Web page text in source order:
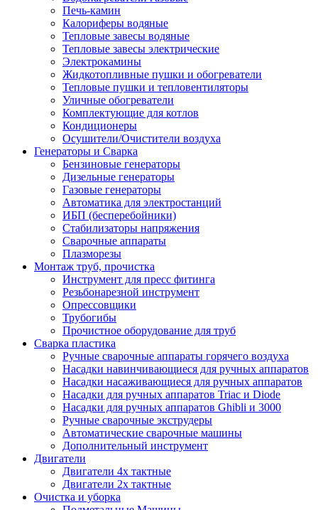
Печь-камин
Калориферы водяные
Тепловые завесы водяные
Тепловые завесы электрические
Электрокамины
Жидкотопливные пушки и обогреватели
Тепловые пушки и тепловентиляторы
Уличные обогреватели
Комплектующие для котлов
Кондиционеры
Осушители/Очистители воздуха
Генераторы и Сварка
Бензиновые генераторы
Дизельные генераторы
Газовые генераторы
Автоматика для электростанций
ИБП (бесперебойники)
Стабилизаторы напряжения
Сварочные аппараты
Плазморезы
Монтаж труб, прочистка
Инструмент для пресс фитинга
Резьбонарезной инструмент
Опрессовщики
Трубогибы
Прочистное оборудование для труб
Сварка пластика
Ручные сварочные аппараты горячего воздуха
Насадки навинчивающиеся для ручных аппаратов
Насадки насаживающиеся для ручных аппаратов
Насадки для ручных аппаратов Triac и Diode
Насадки для ручных аппаратов Ghibli и 3000
Ручные сварочные экструдеры
Автоматические сварочные машины
Дополнительный инструмент
Двигатели
Двигатели 4х тактные
Двигатели 2х тактные
Очистка и уборка